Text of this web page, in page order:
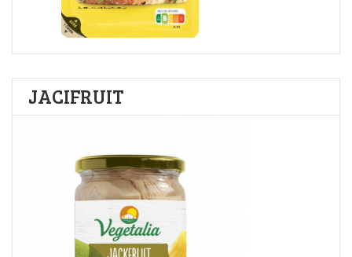
JACIFRUIT